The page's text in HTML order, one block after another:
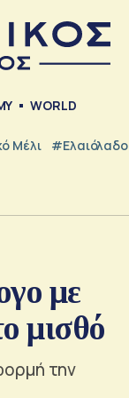
WORLD
Μέλι #Ελαιόλαδο
με
μισθό
την